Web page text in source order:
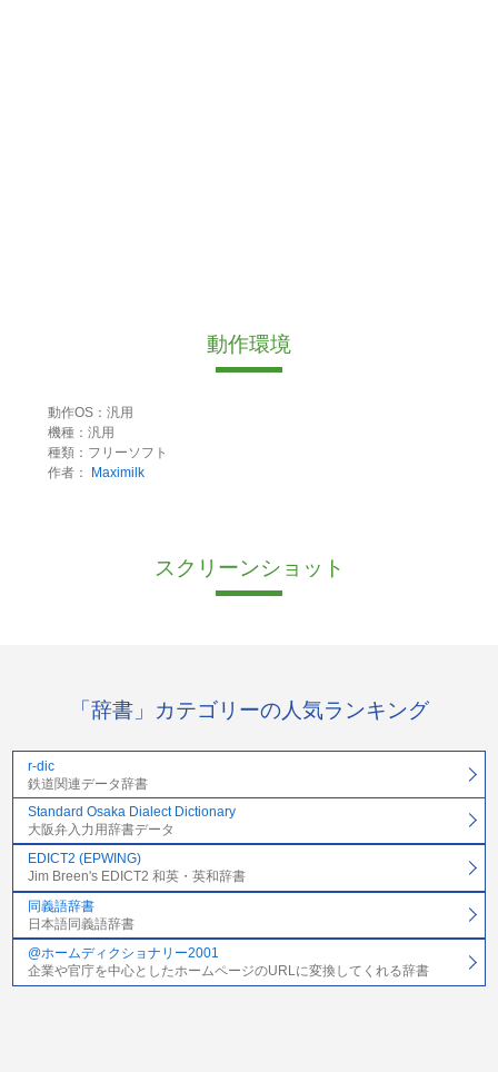
動作環境
動作OS：汎用
機種：汎用
種類：フリーソフト
作者：
Maximilk
スクリーンショット
「辞書」カテゴリーの人気ランキング
r-dic
鉄道関連データ辞書
Standard Osaka Dialect Dictionary
大阪弁入力用辞書データ
EDICT2 (EPWING)
Jim Breen's EDICT2 和英・英和辞書
同義語辞書
日本語同義語辞書
@ホームディクショナリー2001
企業や官庁を中心としたホームページのURLに変換してくれる辞書